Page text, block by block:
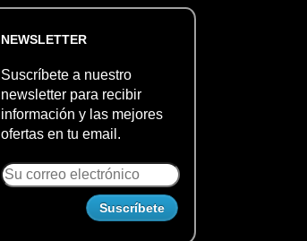
NEWSLETTER
Suscríbete a nuestro
newsletter para recibir
información y las mejores
ofertas en tu email.